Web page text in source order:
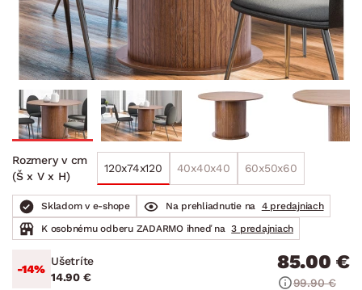
Rozmery v cm
(Š x V x H)
120x74x120 40x40x40 60x50x60
Skladom v e-shope Na prehliadnutie na
4 predajniach
K osobnému odberu ZADARMO ihneď na 3 predajniach
-14%
Ušetríte
14.90 €
85.00 €
99.90 €